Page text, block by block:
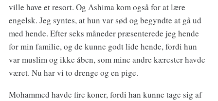
ville have et resort. Og Ashima kom også for at lære
engelsk. Jeg syntes, at hun var sød og begyndte at gå ud
med hende. Efter seks måneder præsenterede jeg hende
for min familie, og de kunne godt lide hende, fordi hun
var muslim og ikke åben, som mine andre kærester havde
været. Nu har vi to drenge og en pige.
Mohammed havde fire koner, fordi han kunne tage sig af